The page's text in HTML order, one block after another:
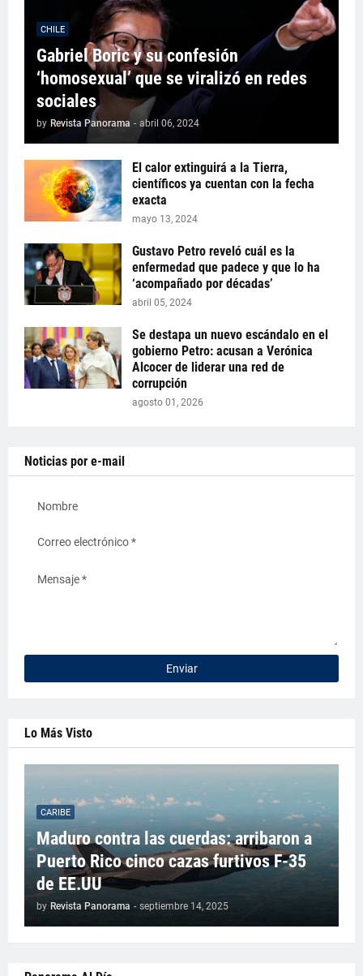
CHILE
Gabriel Boric y su confesión
‘homosexual’ que se viralizó en redes
sociales
by Revista Panorama - abril 06, 2024
El calor extinguirá a la Tierra,
científicos ya cuentan con la fecha
exacta
mayo 13, 2024
Gustavo Petro reveló cuál es la
enfermedad que padece y que lo ha
‘acompañado por décadas’
abril 05, 2024
Se destapa un nuevo escándalo en el
gobierno Petro: acusan a Verónica
Alcocer de liderar una red de
corrupción
agosto 01, 2026
Noticias por e-mail
Lo Más Visto
CARIBE
Maduro contra las cuerdas: arribaron a
Puerto Rico cinco cazas furtivos F-35
de EE.UU
by Revista Panorama - septiembre 14, 2025